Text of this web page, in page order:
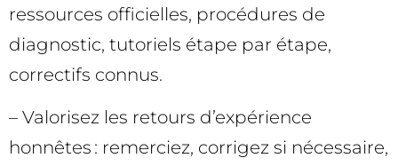
ressources officielles, procédures de
diagnostic, tutoriels étape par étape,
correctifs connus.
– Valorisez les retours d’expérience
honnêtes : remerciez, corrigez si nécessaire,